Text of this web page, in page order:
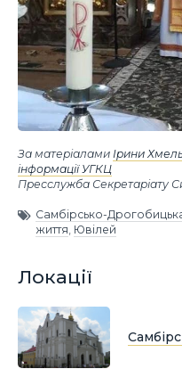
За матеріалами Ірини
інформації УГКЦ
Пресслужба Секретаріату
Самбірсько-
життя, Ювілей
Локації